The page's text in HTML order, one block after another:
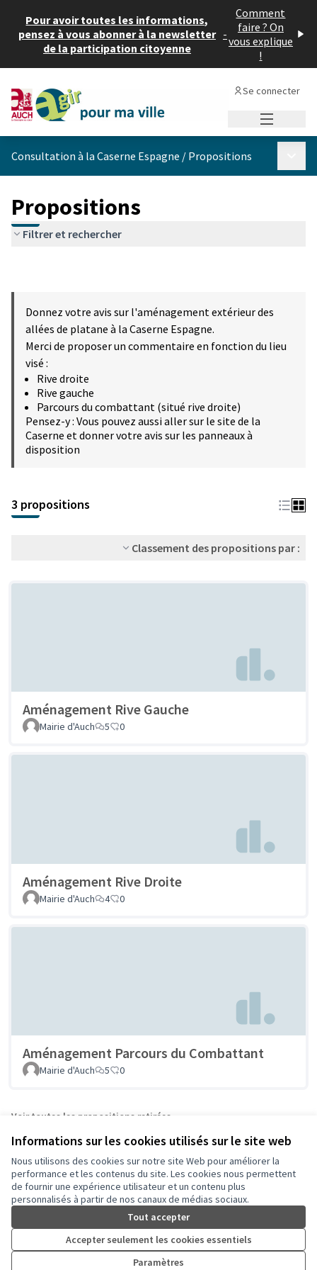
Informations sur les cookies utilisés sur le site web
Nous utilisons des cookies sur notre site Web pour améliorer la
performance et les contenus du site. Les cookies nous permettent
de fournir une expérience utilisateur et un contenu plus
personnalisés à partir de nos canaux de médias sociaux.
Tout accepter
Accepter seulement les cookies essentiels
Paramètres
Pour avoir toutes les informations,
pensez à vous abonner à la newsletter
de la participation citoyenne
-
Comment
faire ? On
vous explique
!
Se connecter
Consultation à la Caserne Espagne / Propositions
Propositions
Filtrer et rechercher
Donnez votre avis sur l'aménagement extérieur des
allées de platane à la Caserne Espagne.
Merci de proposer un commentaire en fonction du lieu
visé :
Rive droite
Rive gauche
Parcours du combattant (situé rive droite)
Pensez-y : Vous pouvez aussi aller sur le site de la
Caserne et donner votre avis sur les panneaux à
disposition
3 propositions
Classement des propositions par :
Aménagement Rive Gauche
Mairie d'Auch 5 0
Aménagement Rive Droite
Mairie d'Auch 4 0
Aménagement Parcours du Combattant
Mairie d'Auch 5 0
Voir toutes les propositions retirées
Conditions d'utilisation
Paramètres des cookies
Auch - Agir pour ma ville sur Facebook
(Lien externe)
Auch - Agir pour ma ville sur Instagram
Licence
(Lien